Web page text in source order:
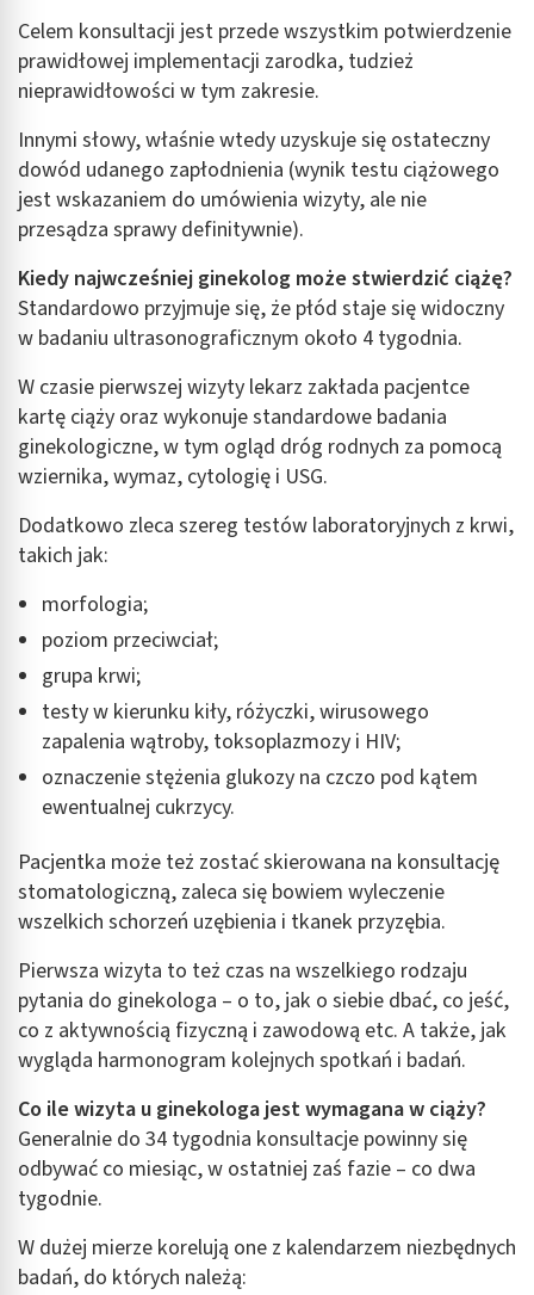
Celem konsultacji jest przede wszystkim potwierdzenie
prawidłowej implementacji zarodka, tudzież
nieprawidłowości w tym zakresie.
Innymi słowy, właśnie wtedy uzyskuje się ostateczny
dowód udanego zapłodnienia (wynik testu ciążowego
jest wskazaniem do umówienia wizyty, ale nie
przesądza sprawy definitywnie).
Kiedy najwcześniej ginekolog może stwierdzić ciążę?
Standardowo przyjmuje się, że płód staje się widoczny
w badaniu ultrasonograficznym około 4 tygodnia.
W czasie pierwszej wizyty lekarz zakłada pacjentce
kartę ciąży oraz wykonuje standardowe badania
ginekologiczne, w tym ogląd dróg rodnych za pomocą
wziernika, wymaz, cytologię i USG.
Dodatkowo zleca szereg testów laboratoryjnych z krwi,
takich jak:
morfologia;
poziom przeciwciał;
grupa krwi;
testy w kierunku kiły, różyczki, wirusowego
zapalenia wątroby, toksoplazmozy i HIV;
oznaczenie stężenia glukozy na czczo pod kątem
ewentualnej cukrzycy.
Pacjentka może też zostać skierowana na konsultację
stomatologiczną, zaleca się bowiem wyleczenie
wszelkich schorzeń uzębienia i tkanek przyzębia.
Pierwsza wizyta to też czas na wszelkiego rodzaju
pytania do ginekologa – o to, jak o siebie dbać, co jeść,
co z aktywnością fizyczną i zawodową etc. A także, jak
wygląda harmonogram kolejnych spotkań i badań.
Co ile wizyta u ginekologa jest wymagana w ciąży?
Generalnie do 34 tygodnia konsultacje powinny się
odbywać co miesiąc, w ostatniej zaś fazie – co dwa
tygodnie.
W dużej mierze korelują one z kalendarzem niezbędnych
badań, do których należą: